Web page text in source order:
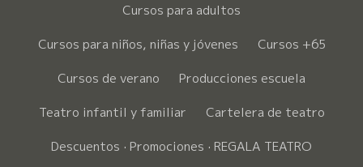
Cursos para adultos
Cursos para niños, niñas y jóvenes
Cursos +65
Cursos de verano
Producciones escuela
Teatro infantil y familiar
Cartelera de teatro
Descuentos · Promociones · REGALA TEATRO